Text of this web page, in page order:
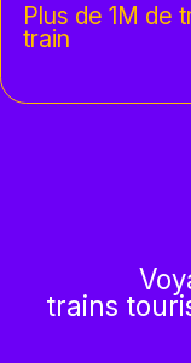
Plus de 1M de
train
trains